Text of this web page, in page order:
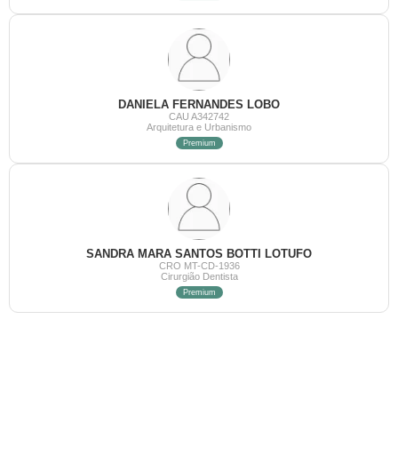
DANIELA FERNANDES LOBO
CAU A342742
Arquitetura e Urbanismo
Premium
SANDRA MARA SANTOS BOTTI LOTUFO
CRO MT-CD-1936
Cirurgião Dentista
Premium